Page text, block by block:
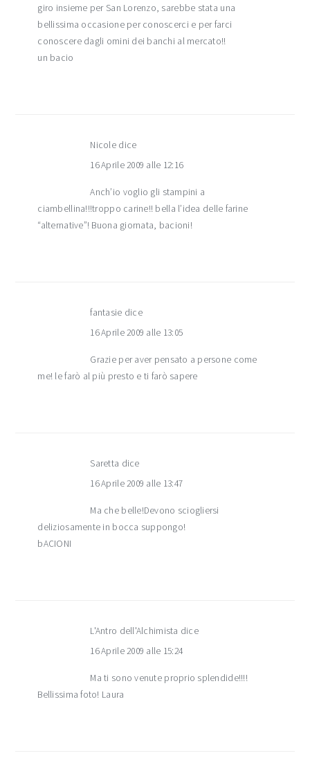
giro insieme per San Lorenzo, sarebbe stata una
bellissima occasione per conoscerci e per farci
conoscere dagli omini dei banchi al mercato!!
un bacio
Nicole dice
16 Aprile 2009 alle 12:16
Anch’io voglio gli stampini a
ciambellina!!!troppo carine!! bella l’idea delle farine
“alternative”! Buona giornata, bacioni!
fantasie dice
16 Aprile 2009 alle 13:05
Grazie per aver pensato a persone come
me! le farò al più presto e ti farò sapere
Saretta dice
16 Aprile 2009 alle 13:47
Ma che belle!Devono sciogliersi
deliziosamente in bocca suppongo!
bACIONI
L'Antro dell'Alchimista dice
16 Aprile 2009 alle 15:24
Ma ti sono venute proprio splendide!!!!
Bellissima foto! Laura